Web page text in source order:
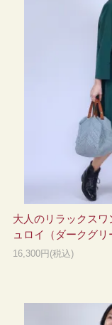
大人のリラックス
ュロイ（ダークグリ
16,300円(税込)